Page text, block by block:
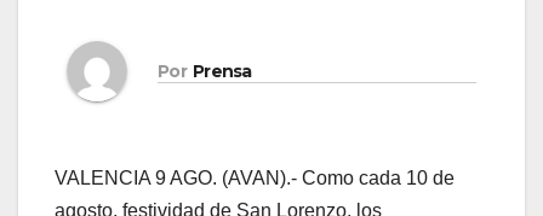
Por Prensa
VALENCIA 9 AGO. (AVAN).- Como cada 10 de
agosto, festividad de San Lorenzo, los